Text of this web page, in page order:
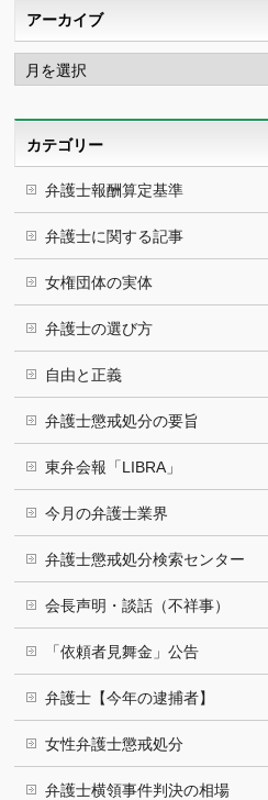
アーカイブ
ア
ー
カ
カテゴリー
弁護士報酬算定基準
弁護士に関する記事
女権団体の実体
弁護士の選び方
自由と正義
弁護士懲戒処分の要旨
東弁会報「LIBRA」
今月の弁護士業界
弁護士懲戒処分検索センター
会長声明・談話（不祥事）
「依頼者見舞金」公告
弁護士【今年の逮捕者】
女性弁護士懲戒処分
弁護士横領事件判決の相場